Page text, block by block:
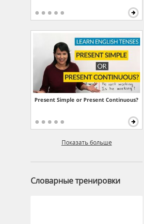
Present Simple or Present Continuous?
Показать больше
Словарные тренировки